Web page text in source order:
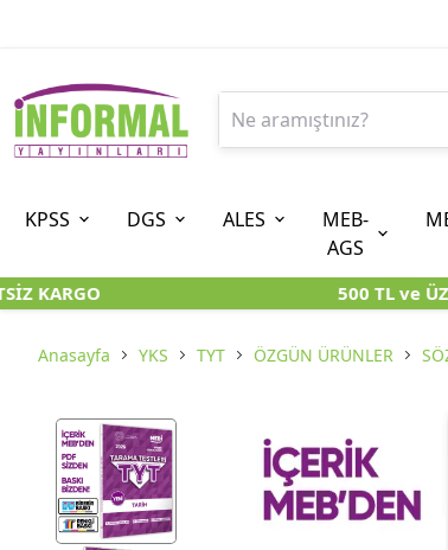
9. SINIF
ÖZGÜN ÜRÜNLER
10. SINIF
KARA
KPSS
ÖN LİSANS
KARA KUTU KİTAPLARI
KARA
DGS ALES
MEB-
AGS
8. SINIF (LGS-İOKBS)
KARA KUTU KİTAPLARI
7.
KARGO 500 TL ve
Anasayfa YKS TYT ÖZGÜN ÜRÜNLER